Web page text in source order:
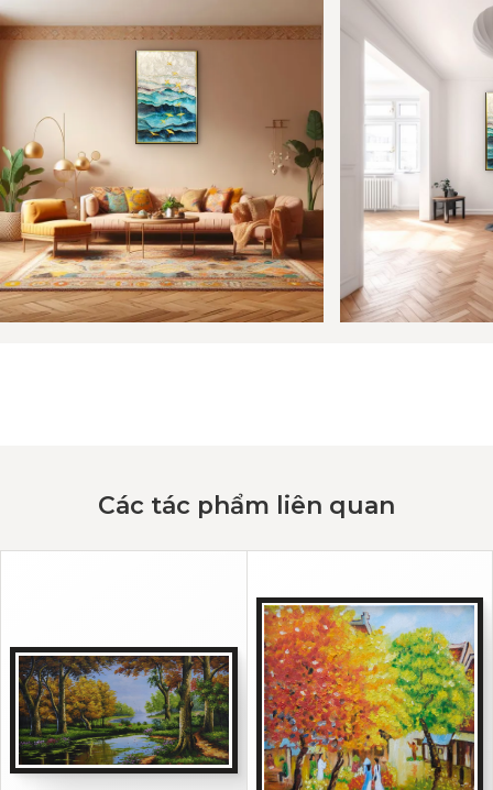
Các tác phẩm liên quan